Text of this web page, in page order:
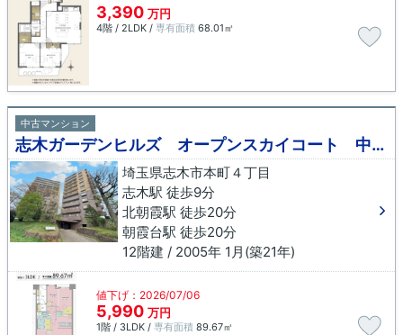
3,390 万円
4階 / 2LDK / 専有面積 68.01㎡
中古マンション
志木ガーデンヒルズ オープンスカイコート 中古マンション
埼玉県志木市本町４丁目
志木駅 徒歩9分
北朝霞駅 徒歩20分
朝霞台駅 徒歩20分
12階建 / 2005年 1月(築21年)
値下げ：2026/07/06
5,990 万円
1階 / 3LDK / 専有面積 89.67㎡